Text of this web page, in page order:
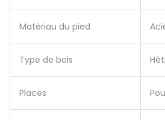
Matériau du pied
Type de bois
Places